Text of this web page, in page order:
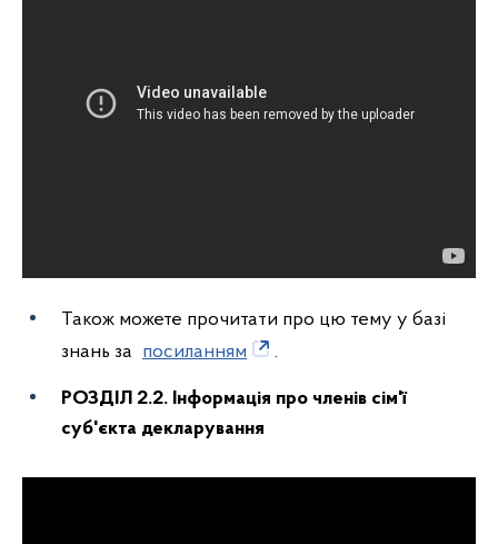
Також можете прочитати про цю тему у базі
знань за посиланням .
РОЗДІЛ 2.2. Інформація про членів сім'ї
суб'єкта декларування